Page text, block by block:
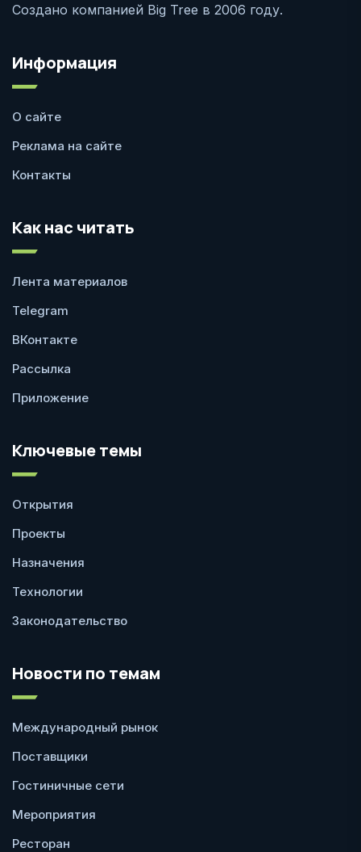
Создано компанией Big Tree в 2006 году.
Информация
О сайте
Реклама на сайте
Контакты
Как нас читать
Лента материалов
Telegram
ВКонтакте
Рассылка
Приложение
Ключевые темы
Открытия
Проекты
Назначения
Технологии
Законодательство
Новости по темам
Международный рынок
Поставщики
Гостиничные сети
Мероприятия
Ресторан